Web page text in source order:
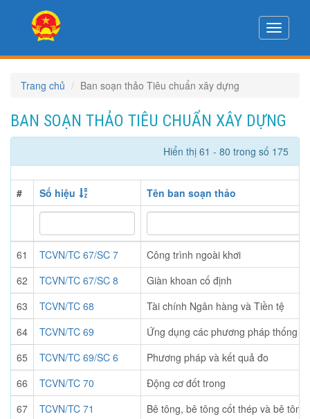
Toggle
Trang chủ Ban soạn thảo Tiêu chuẩn xây dựng
BAN SOẠN THẢO TIÊU CHUẨN XÂY DỰNG
Hiển thị 61 - 80 trong số 175
# Số hiệu Tên ban soạn thảo
61 TCVN/TC 67/SC 7
Công trình ngoài khơi
62
TCVN/TC 67/SC 8
Giàn khoan cố định
63
TCVN/TC 68
Tài chính Ngân hàng và Tiền tệ
64
TCVN/TC 69
Ứng dụng các phương pháp thống kê
65
TCVN/TC 69/SC 6
Phương pháp và kết quả đo
66
TCVN/TC 70
Động cơ đốt trong
67
TCVN/TC 71
Bê tông, bê tông cốt thép và bê